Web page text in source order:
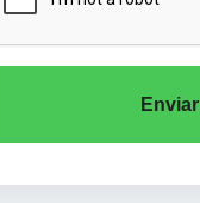
Enviar